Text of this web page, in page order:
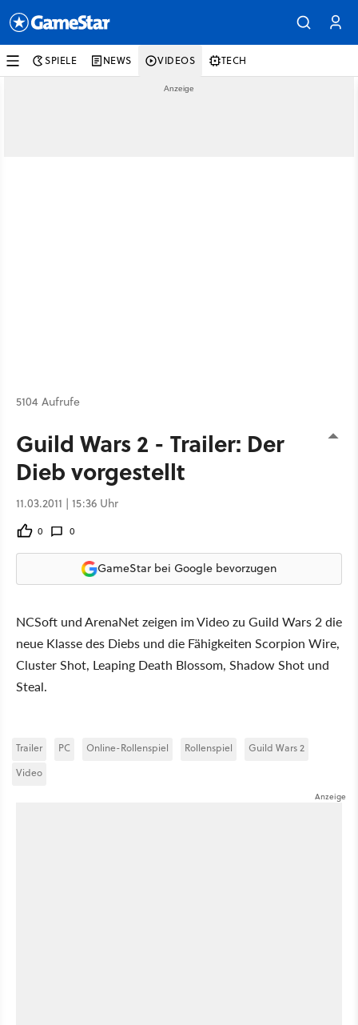
SPIELE NEWS VIDEOS TECH
5104 Aufrufe
Guild Wars 2 - Trailer: Der
Dieb vorgestellt
11.03.2011 | 15:36 Uhr
0 0
GameStar bei Google bevorzugen
NCSoft und ArenaNet zeigen im Video zu Guild Wars 2 die
neue Klasse des Diebs und die Fähigkeiten Scorpion Wire,
Cluster Shot, Leaping Death Blossom, Shadow Shot und
Steal.
Trailer PC Online-Rollenspiel Rollenspiel
Guild Wars 2
Video